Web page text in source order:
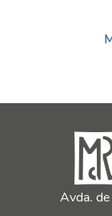
Avda.